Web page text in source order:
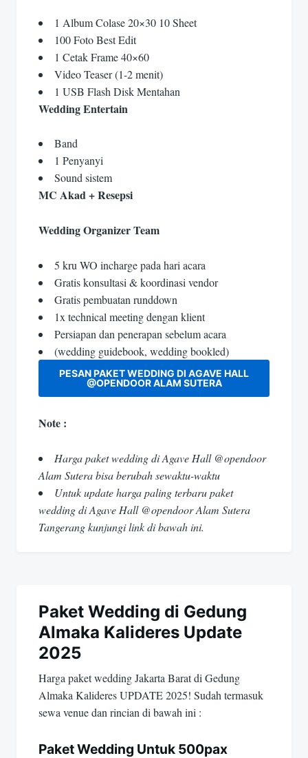
1 Album Colase 20×30 10 Sheet
100 Foto Best Edit
1 Cetak Frame 40×60
Video Teaser (1-2 menit)
1 USB Flash Disk Mentahan
Wedding Entertain
Band
1 Penyanyi
Sound sistem
MC Akad + Resepsi
Wedding Organizer Team
5 kru WO incharge pada hari acara
Gratis konsultasi & koordinasi vendor
Gratis pembuatan runddown
1x technical meeting dengan klient
Persiapan dan penerapan sebelum acara
(wedding guidebook, wedding bookled)
PESAN PAKET WEDDING DI AGAVE HALL
@OPENDOOR ALAM SUTERA
Note :
Harga paket wedding di Agave Hall @opendoor
Alam Sutera bisa berubah sewaktu-waktu
Untuk update harga paling terbaru paket
wedding di Agave Hall @opendoor Alam Sutera
Tangerang kunjungi link di bawah ini.
Paket Wedding di Gedung
Almaka Kalideres Update
2025
Harga paket wedding Jakarta Barat di Gedung
Almaka Kalideres UPDATE 2025! Sudah termasuk
sewa venue dan rincian di bawah ini :
Paket Wedding Untuk 500pax